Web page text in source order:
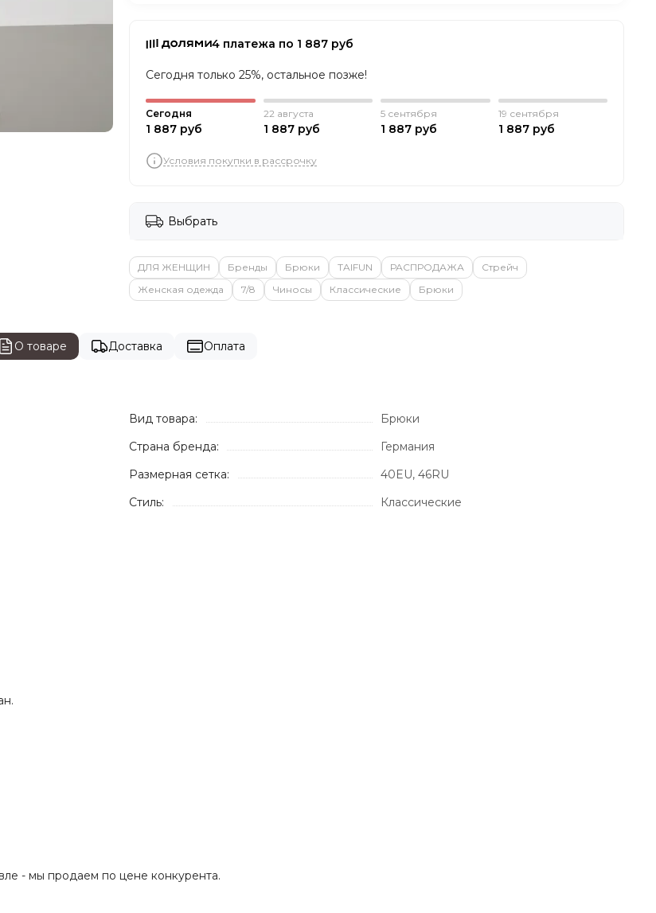
4 платежа по 1 887 руб
Сегодня только 25%, остальное позже!
Сегодня
1 887 руб
22 августа
1 887 руб
5 сентября
1 887 руб
19 сентября
1 887 руб
Условия покупки в рассрочку
Выбрать
ДЛЯ ЖЕНЩИН Бренды Брюки TAIFUN РАСПРОДАЖА
Стрейч
Женская одежда
7/8 Чиносы Классические Брюки
О товаре Доставка Оплата
Вид товара:
Брюки
Страна бренда:
Германия
Размерная сетка:
40EU, 46RU
Стиль:
Классические
- мы продаем по цене конкурента.